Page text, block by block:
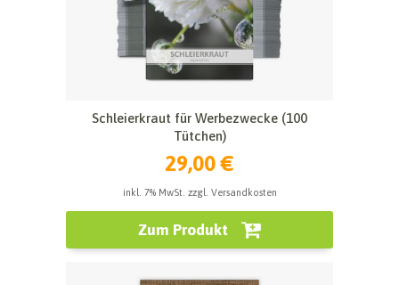
Schleierkraut für Werbezwecke (100
Tütchen)
29,00 €
inkl. 7% MwSt. zzgl. Versandkosten
Zum Produkt